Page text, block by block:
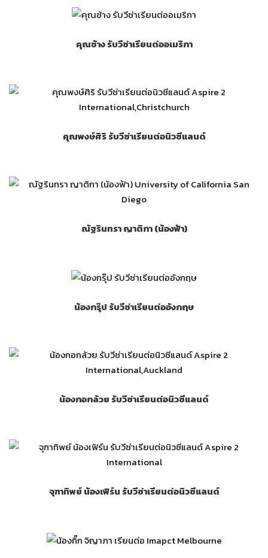
คุณช้าง รับวีซ่าเรียนต่ออเมริกา
คุณพงษ์ศิริ รับวีซ่าเรียนต่อนิวซีแลนด์
ณัฐรินทรา ญาติกา (น้องฟ้า)
น้องกรุ๊ป รับวีซ่าเรียนต่ออังกฤษ
น้องกอกล้วย รับวีซ่าเรียนต่อนิวซีแลนด์
จุฑาทิพย์ น้องเฟิร์น รับวีซ่าเรียนต่อนิวซีแลนด์